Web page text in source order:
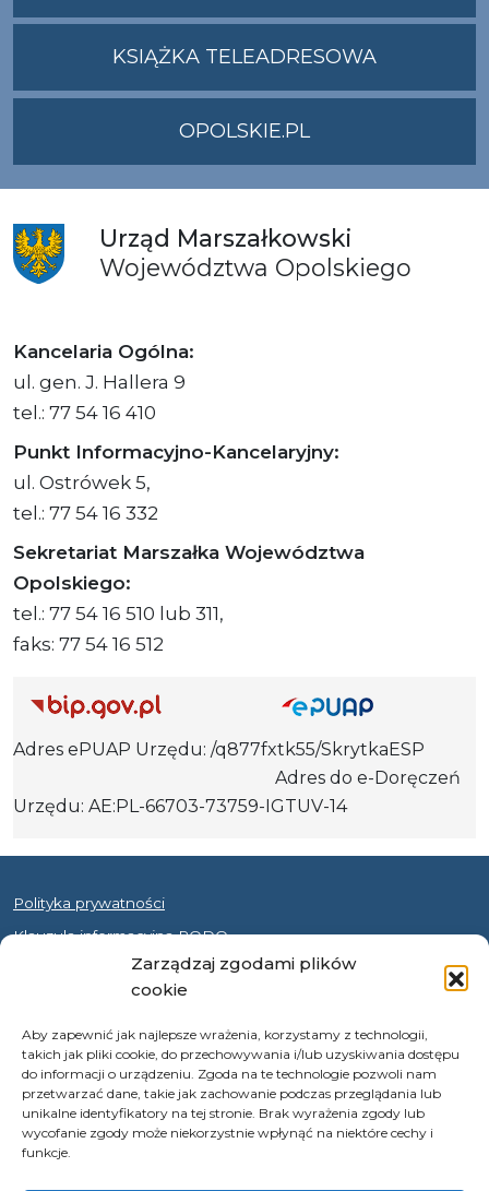
Zarządzaj zgodami plików
cookie
Aby zapewnić jak najlepsze wrażenia, korzystamy z technologii,
takich jak pliki cookie, do przechowywania i/lub uzyskiwania dostępu
do informacji o urządzeniu. Zgoda na te technologie pozwoli nam
przetwarzać dane, takie jak zachowanie podczas przeglądania lub
unikalne identyfikatory na tej stronie. Brak wyrażenia zgody lub
wycofanie zgody może niekorzystnie wpłynąć na niektóre cechy i
funkcje.
ADRES
KSIĄŻKA TELEADRESOWA
OPOLSKIE.PL
Urząd Marszałkowski
Województwa Opolskiego
Kancelaria Ogólna:
ul. gen. J. Hallera 9
tel.: 77 54 16 410
Punkt Informacyjno-Kancelaryjny:
ul. Ostrówek 5,
tel.: 77 54 16 332
Sekretariat Marszałka Województwa
Opolskiego:
tel.: 77 54 16 510 lub 311,
faks: 77 54 16 512
Adres ePUAP Urzędu: /q877fxtk55/SkrytkaESP
Adres do e-Doręczeń
Urzędu: AE:PL-66703-73759-IGTUV-14
Polityka prywatności
Klauzula informacyjna RODO
Deklaracja dostępności
Instrukcja obsługi BIP
© 2026 Samorząd Województwa Opolskiego